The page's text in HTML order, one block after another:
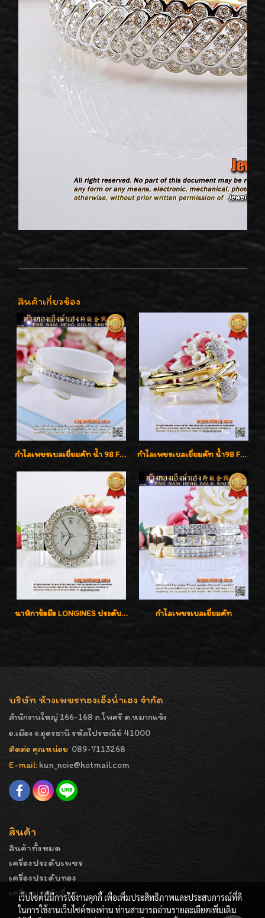
สินค้าเกี่ยวข้อง
กำไลเพชรเบลเยี่ยมคัท น้ำ 98 F-Color/VVS เพชร 22 เม็ด น้ำหนักเพชรรวม 1.97 กะรัต ตัวเรือนตัน หนาแข็งแรง เพชรสวย ขาวจั๊ว ทุกเม็ด เล่นไฟ่วิ้งสุดๆค่ะ เปิดราคาโปรโมชั่น ถูกสุดๆค่ะ กำไลเพชรเบลเยี่ยมคัท น้ำ98 F-Color/VVS น้ำหนักเพชรรวม 3.00 กะรัต สวยไม่ซ้ำใครค่ะ
นาฬิกาข้อมือ LONGINES ประดับเพชร 5.20 กะรัต ใส่เล่น ใส่ออกงานหรูหราไฮโซค่ะ กำไลเพชรเบลเยี่ยมคัท
บริษัท ห้างเพชรทองเอ็งน่ำเฮง จำกัด
สำนักงานใหญ่ 166-168 ถ.โพศรี ต.หมากแข้ง
อ.เมือง จ.อุดรธานี รหัสไปรษณีย์ 41000
ติดต่อ คุณหน่อย 089-7113268
E-mail: kun_noie@hotmail.com
สินค้า
สินค้าทั้งหมด
เครื่องประดับเพชร
เครื่องประดับทอง
เครื่องประดับอื่นๆ
เว็บไซต์นี้มีการใช้งานคุกกี้ เพื่อเพิ่มประสิทธิภาพและประสบการณ์ที่ดี
ในการใช้งานเว็บไซต์ของท่าน ท่านสามารถอ่านรายละเอียดเพิ่มเติม